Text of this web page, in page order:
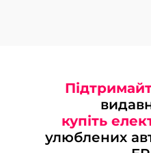
купіть
улюблених